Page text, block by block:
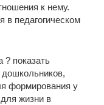
к нему.
в педагогическом
? показать
дошкольников,
формирования у
жизни в